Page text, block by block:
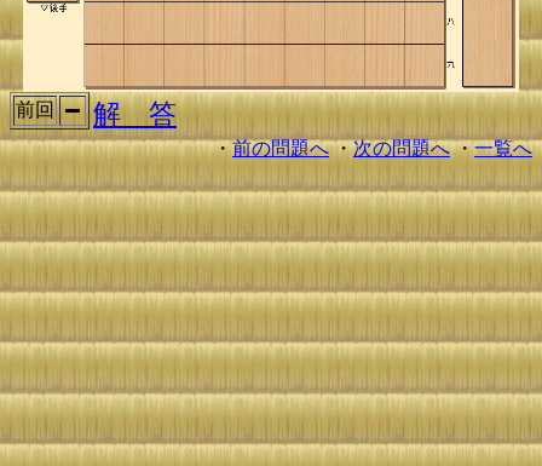
前回 解 答
・前の問題へ・次の問題へ・一覧へ